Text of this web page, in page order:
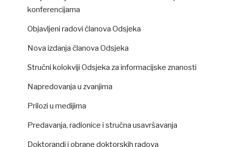
konferencijama
Objavljeni radovi članova Odsjeka
Nova izdanja članova Odsjeka
Stručni kolokviji Odsjeka za informacijske znanosti
Napredovanja u zvanjima
Prilozi u medijima
Predavanja, radionice i stručna usavršavanja
Doktorandi i obrane doktorskih radova